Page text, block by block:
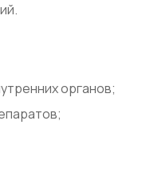
органов;